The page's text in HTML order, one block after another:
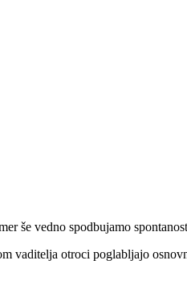
še vedno spodbujamo
otroci poglabljajo